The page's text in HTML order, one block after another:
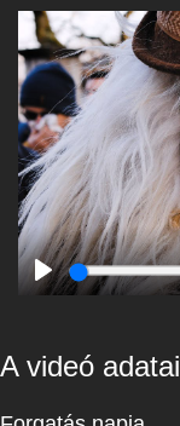
Play
A videó adatai